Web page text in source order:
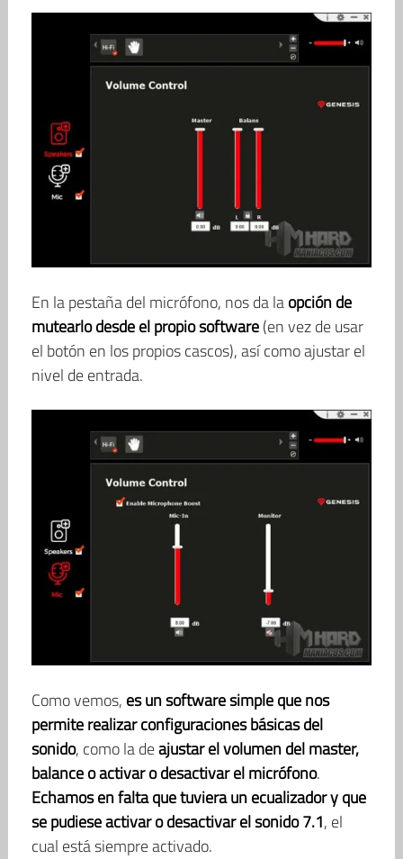
En la pestaña del micrófono, nos da laopción de
mutearlo desde el propio software(en vez de usar
el botón en los propios cascos), así como ajustar el
nivel de entrada.
Como vemos, es un software simple que nos
permite realizar configuraciones básicas del
sonido, como la deajustar el volumen del master,
balance o activar o desactivar el micrófono.
Echamos en falta que tuviera un ecualizador y que
se pudiese activar o desactivar el sonido 7.1, el
cual está siempre activado.